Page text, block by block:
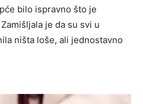
bilo ispravno što je
je da su svi u
ništa loše, ali jednostavno